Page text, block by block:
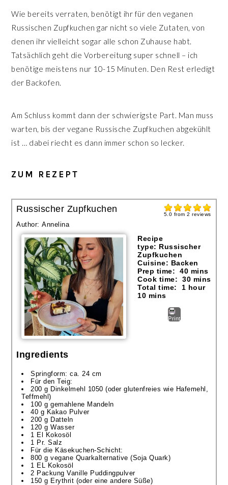
Wie bereits verraten, benötigt ihr für den veganen
Russischen Zupfkuchen gar nicht so viele Zutaten, von
denen ihr vielleicht sogar alle schon Zuhause habt.
Tatsächlich geht die Vorbereitung super schnell – ich
benötige meistens nur 10-15 Minuten. Den Rest erledigt
der Backofen.
Am Schluss kommt dann der schwierigste Part. Man muss
warten, bis der vegane Russische Zupfkuchen abgekühlt
ist … dabei riecht es dann immer schon so lecker.
ZUM REZEPT
5.0 from2 reviews
Russischer Zupfkuchen
Author:Annelina
Recipe
type: Russischer
Zupfkuchen
Cuisine: Backen
Prep time: 40 mins
Cook time: 30 mins
Total time: 1 hour
10 mins
Print
Ingredients
Springform: ca. 24 cm
Für den Teig:
200 g Dinkelmehl 1050 (oder glutenfreies wie Hafemehl,
Teffmehl)
100 g gemahlene Mandeln
40 g Kakao Pulver
200 g Datteln
120 g Wasser
1 El Kokosöl
1 Pr. Salz
Für die Käsekuchen-Schicht:
800 g vegane Quarkalternative (Soja Quark)
1 EL Kokosöl
2 Packung Vanille Puddingpulver
150 g Erythrit (oder eine andere Süße)